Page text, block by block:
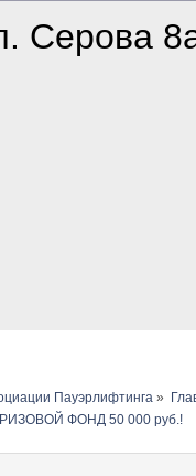
Серова
Пауэрлифтинга »
ФОНД 50 000 руб.!